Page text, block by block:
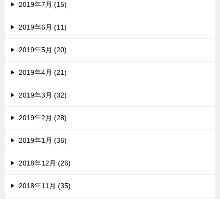
2019年7月 (15)
2019年6月 (11)
2019年5月 (20)
2019年4月 (21)
2019年3月 (32)
2019年2月 (28)
2019年1月 (36)
2018年12月 (26)
2018年11月 (35)